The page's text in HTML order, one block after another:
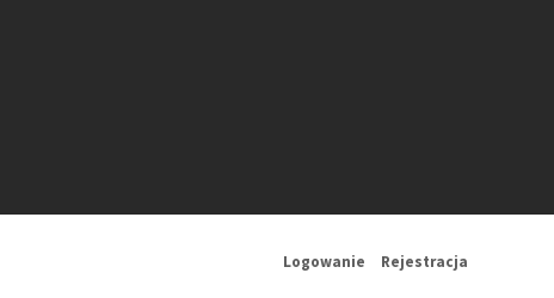
Logowanie Rejestracja